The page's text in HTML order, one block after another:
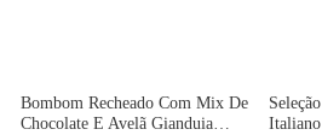
Oferta Exclusiva Site
IMPORTADO
Bombom Recheado Com Mix De
Chocolate E Avelã Gianduia